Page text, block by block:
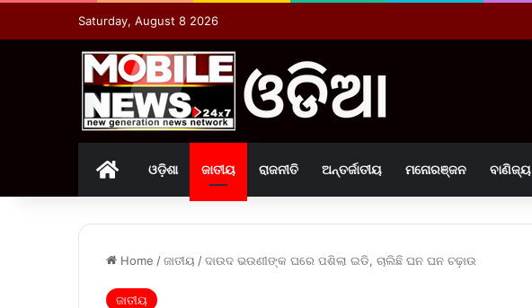
Saturday, August 8 2026
Homeଓଡ଼ିଶା ଜାତୀୟ ରାଜନୀତି ଅନ୍ତର୍ଜାତୀୟ ମନୋରଞ୍ଜନ ବାଣିଜ୍ୟ
Home /ଜାତୀୟ /ଦାଉଦ ଭଉଣୀଙ୍କ ଘରେ ପଶିଲା ଇଡି, ଚାଲିଛି ଘନ ଘନ ଚଢ଼ାଉ
ଜାତୀୟ